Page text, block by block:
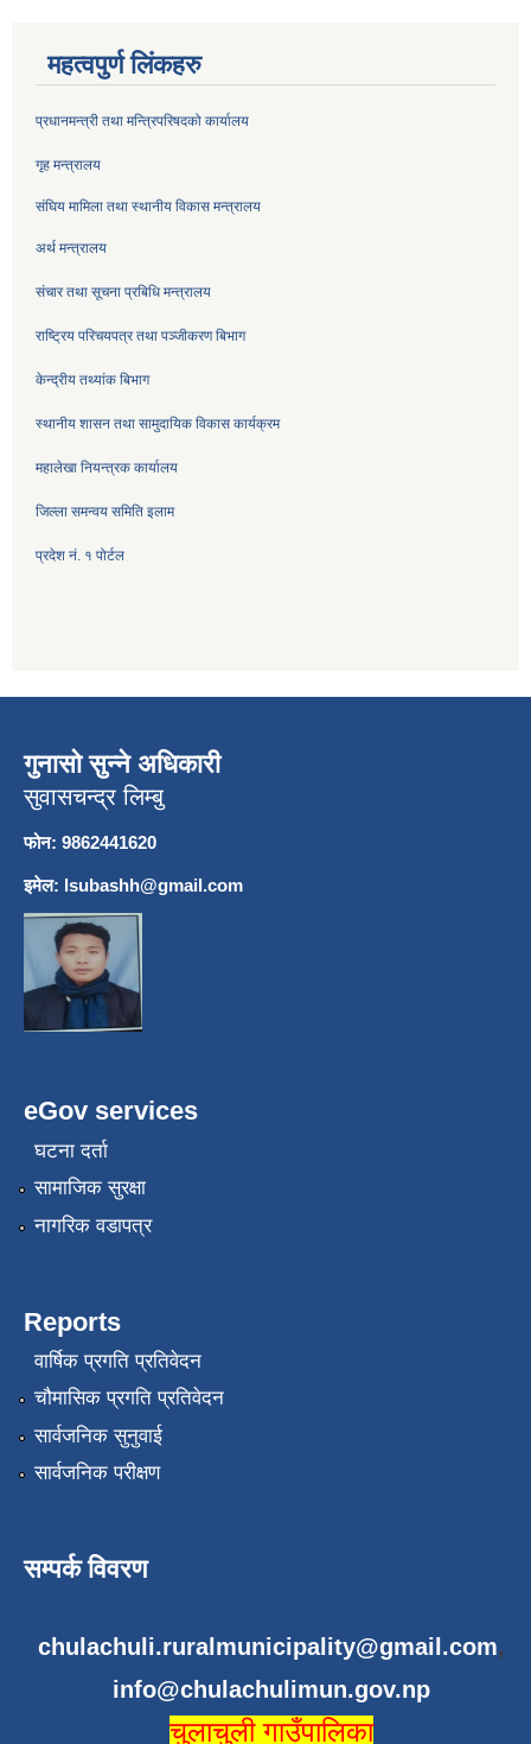
महत्वपुर्ण लिंकहरु
प्रधानमन्त्री तथा मन्त्रिपरिषदको कार्यालय
गृह मन्त्रालय
संघिय मामिला तथा स्थानीय विकास मन्त्रालय
अर्थ मन्त्रालय
संचार तथा सूचना प्रबिधि मन्त्रालय
राष्ट्रिय परिचयपत्र तथा पञ्जीकरण बिभाग
केन्द्रीय तथ्यांक बिभाग
स्थानीय शासन तथा सामुदायिक विकास कार्यक्रम
महालेखा नियन्त्रक कार्यालय
जिल्ला समन्वय समिति इलाम
प्रदेश नं. १ पोर्टल
गुनासो सुन्ने अधिकारी
सुवासचन्द्र लिम्बु
फोन: 9862441620
इमेल: lsubashh@gmail.com
eGov services
घटना दर्ता
सामाजिक सुरक्षा
नागरिक वडापत्र
Reports
वार्षिक प्रगति प्रतिवेदन
चौमासिक प्रगति प्रतिवेदन
सार्वजनिक सुनुवाई
सार्वजनिक परीक्षण
सम्पर्क विवरण
chulachuli.ruralmunicipality@gmail.com,
info@chulachulimun.gov.np
चुलाचुली गाउँपालिका